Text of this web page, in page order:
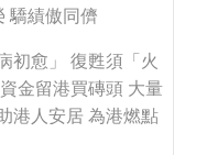
驕績傲同儕
初愈」 復甦須「火
金留港買磚頭 大量
港人安居 為港燃點